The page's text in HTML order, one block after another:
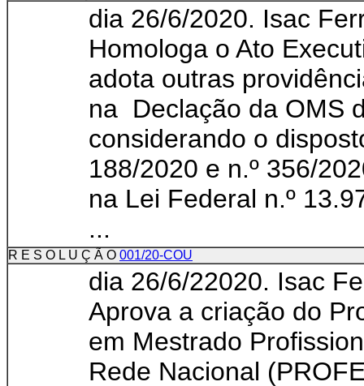
dia 26/6/2020. Isac
Homologa o Ato
adota outras
na Declação da OMS
considerando o
188/2020 e n.º 356/
na Lei Federal n.º
...
R E S O L U Ç Ã O 001/20-COU
dia 26/6/22020. Isac
Aprova a criação do
em Mestrado
Rede Nacional